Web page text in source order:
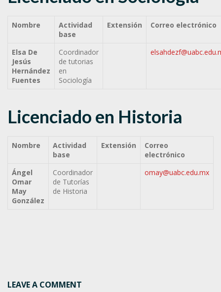
Nombre
Actividad
base
Extensión Correo electrónico
Elsa De
Jesús
Hernández
Fuentes
Coordinador
de tutorias
en
Sociología
Licenciado en Historia
Nombre
Actividad
base
Extensión
Correo
electrónico
Ángel
Omar
May
González
Coordinador
de Tutorías
de Historia
omay@uabc.edu.mx
LEAVE A COMMENT